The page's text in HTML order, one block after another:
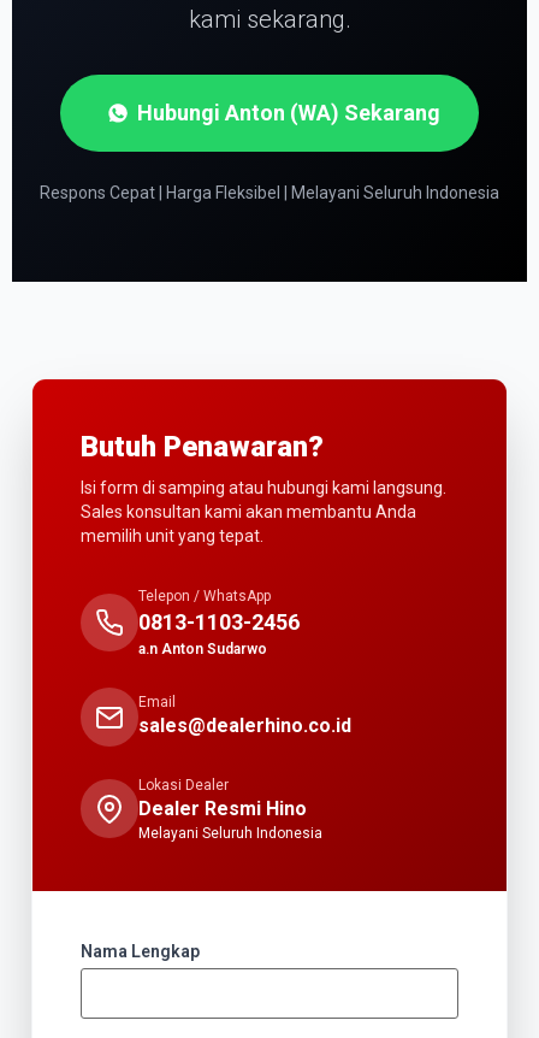
kami sekarang.
Hubungi Anton (WA) Sekarang
Respons Cepat | Harga Fleksibel | Melayani Seluruh Indonesia
Butuh Penawaran?
Isi form di samping atau hubungi kami langsung.
Sales konsultan kami akan membantu Anda
memilih unit yang tepat.
Telepon / WhatsApp
0813-1103-2456
a.n Anton Sudarwo
Email
sales@dealerhino.co.id
Lokasi Dealer
Dealer Resmi Hino
Melayani Seluruh Indonesia
Nama Lengkap